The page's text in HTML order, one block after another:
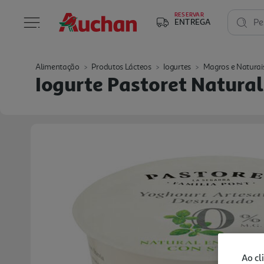
RESERVAR
ENTREGA
Alimentação Produtos Lácteos Iogurtes Magros e
Iogurte Pastoret
Ao